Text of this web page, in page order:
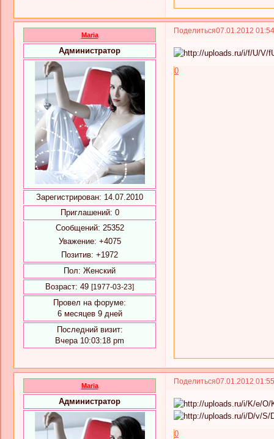
Поделиться07.01.2012
Maria
Администратор
Зарегистрирован: 14.07.2010
Приглашений: 0
Сообщений: 25352
Уважение: +4075
Позитив: +1972
Пол: Женский
Возраст: 49 [1977-03-23]
Провел на форуме:
6 месяцев 9 дней
Последний визит:
Вчера 10:03:18 pm
0
Поделиться07.01.2012
Maria
Администратор
0